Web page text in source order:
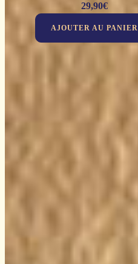
29,90€
AJOUTER AU PANIER